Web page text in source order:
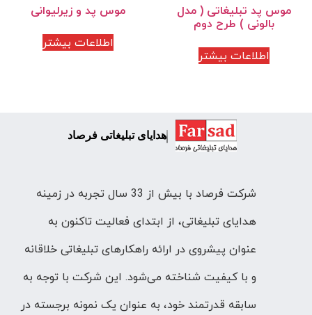
موس پد تبلیغاتی ( مدل
بالونی ) طرح دوم
اطلاعات بیشتر
موس پد و زیرلیوانی
اطلاعات بیشتر
هدایای تبلیغاتی فرصاد
شرکت فرصاد با بیش از 33 سال تجربه در زمینه
هدایای تبلیغاتی، از ابتدای فعالیت تاکنون به
عنوان پیشروی در ارائه راهکارهای تبلیغاتی خلاقانه
و با کیفیت شناخته می‌شود. این شرکت با توجه به
سابقه قدرتمند خود، به عنوان یک نمونه برجسته در